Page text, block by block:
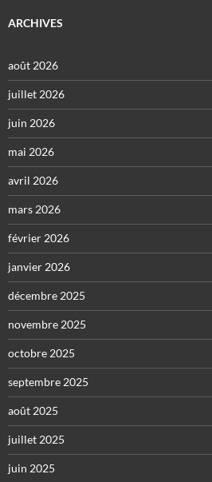
ARCHIVES
août 2026
juillet 2026
juin 2026
mai 2026
avril 2026
mars 2026
février 2026
janvier 2026
décembre 2025
novembre 2025
octobre 2025
septembre 2025
août 2025
juillet 2025
juin 2025